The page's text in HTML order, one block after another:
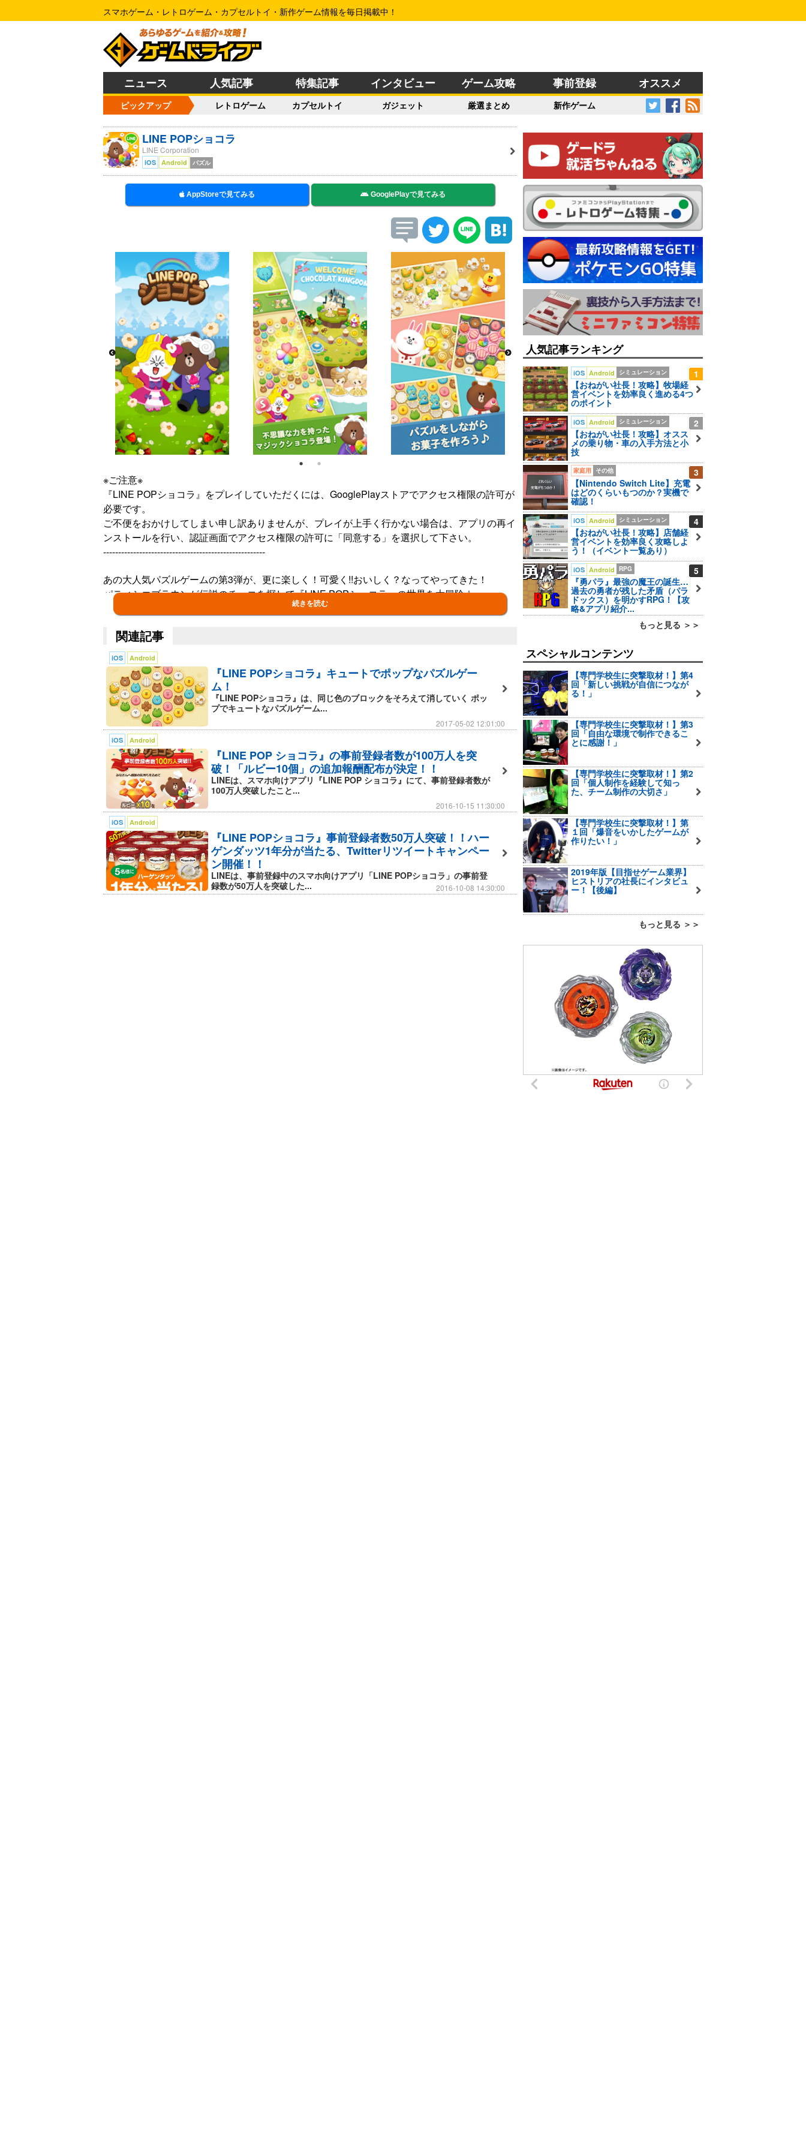
スマホゲーム・レトロゲーム・カプセルトイ・新作ゲーム情報を毎日掲載中！
ニュース 人気記事 特集記事 インタビュー ゲーム攻略 事前登録 オススメ
ピックアップ レトロゲーム カプセルトイ ガジェット 厳選まとめ 新作ゲーム
LINE POPショコラ
LINE Corporation
iOS Android パズル
AppStoreで見てみる GooglePlayで見てみる
※ご注意※
『LINE POPショコラ』をプレイしていただくには、GooglePlayストアでアクセス権限の許可が
必要です。
ご不便をおかけしてしまい申し訳ありませんが、プレイが上手く行かない場合は、アプリの再イ
ンストールを行い、認証画面でアクセス権限の許可に「同意する」を選択して下さい。
------------------------------------------------------
あの大人気パズルゲームの第3弾が、更に楽しく！可愛く!!おいしく？なってやってきた！
パティシエブラウンが伝説のチョコを探して『LINE POPショコラ』の世界を大冒険☆
『LINE POPショコラ』のステキなところ。何だか知ってる？
それはMAPを自分仕様にデコることができちゃうところ！
レベルを4つクリアする度に、ステージのテーマに沿ったキュートな[ランドマーク]がもらえる
よ。
BINGOやイベント報酬でもらえる[デコ]と一緒に、アナタだけのオリジナルMAPを作ってね。
【ミッションでお菓子作り】
『LINE POPショコラ』には楽しいギミックが満載！
サクサクビスケットやあま～いカップケーキにポコポコはじけるポップコーン・・・。
パティシエブラウンと一緒にミッションをクリアしながら、色んなお菓子作りにチャレンジして
ね！
【新しい特殊ブロック】
『LINE POPショコラ』では新しい特殊ブロックが仲間入り！
ピカッと光って6方向のブロックを消してくれる[ぞうさんブロック]と、
どんな場所にあるお邪魔ブロックも消してくれる[ラッキークローバー]。
難しいレベルも、こ～んな便利なアイテムがあれば簡単にクリアできちゃう！
ぜひ使ってみてね！
続きを読む
関連記事
iOS Android
『LINE POPショコラ』キュートでポップなパズルゲー
ム！
『LINE POPショコラ』は、同じ色のブロックをそろえて消していく ポッ
プでキュートなパズルゲーム...
2017-05-02 12:01:00
iOS Android
『LINE POP ショコラ』の事前登録者数が100万人を突
破！「ルビー10個」の追加報酬配布が決定！！
LINEは、スマホ向けアプリ『LINE POP ショコラ』にて、事前登録者数が
100万人突破したこと...
2016-10-15 11:30:00
iOS Android
『LINE POPショコラ』事前登録者数50万人突破！！ハー
ゲンダッツ1年分が当たる、Twitterリツイートキャンペー
ン開催！！
LINEは、事前登録中のスマホ向けアプリ「LINE POPショコラ」の事前登
録数が50万人を突破した...
2016-10-08 14:30:00
人気記事ランキング
1
iOS Android シミュレーション
【おねがい社長！攻略】牧場経
営イベントを効率良く進める4つ
のポイント
2
iOS Android シミュレーション
【おねがい社長！攻略】オスス
メの乗り物・車の入手方法と小
技
3
家庭用 その他
【Nintendo Switch Lite】充電
はどのくらいもつのか？実機で
確認！
4
iOS Android シミュレーション
【おねがい社長！攻略】店舗経
営イベントを効率良く攻略しよ
う！（イベント一覧あり）
5
iOS Android RPG
『勇パラ』最強の魔王の誕生…
過去の勇者が残した矛盾（パラ
ドックス）を明かすRPG！【攻
略&アプリ紹介...
もっと見る ＞＞
スペシャルコンテンツ
【専門学校生に突撃取材！】第4
回「新しい挑戦が自信につなが
る！」
【専門学校生に突撃取材！】第3
回「自由な環境で制作できるこ
とに感謝！」
【専門学校生に突撃取材！】第2
回「個人制作を経験して知っ
た、チーム制作の大切さ」
【専門学校生に突撃取材！】第
１回「爆音をいかしたゲームが
作りたい！」
2019年版【目指せゲーム業界】
ヒストリアの社長にインタビュ
ー！【後編】
もっと見る ＞＞